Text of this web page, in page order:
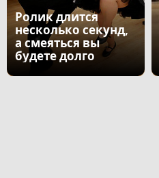
Ролик длится
несколько секунд,
а смеяться вы
будете долго